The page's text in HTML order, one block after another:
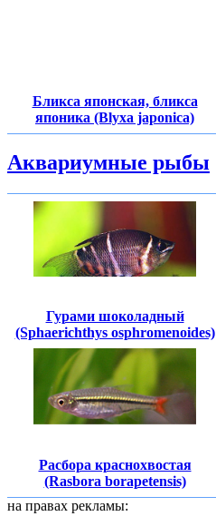
Бликса японская, бликса
японика (Blyxa japonica)
Аквариумные рыбы
Гурами шоколадный
(Sphaerichthys osphromenoides)
Расбора краснохвостая
(Rasbora borapetensis)
на правах рекламы: